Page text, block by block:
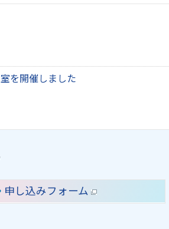
を開催しました
申し込みフォーム